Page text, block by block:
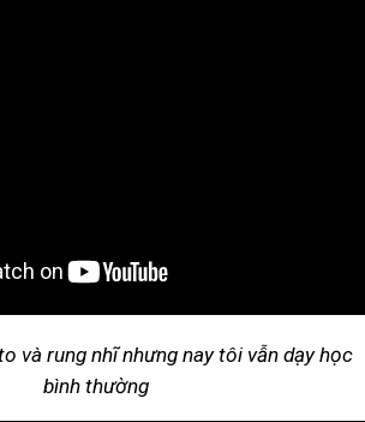
và rung nhĩ nhưng nay tôi vẫn dạy học
bình thường